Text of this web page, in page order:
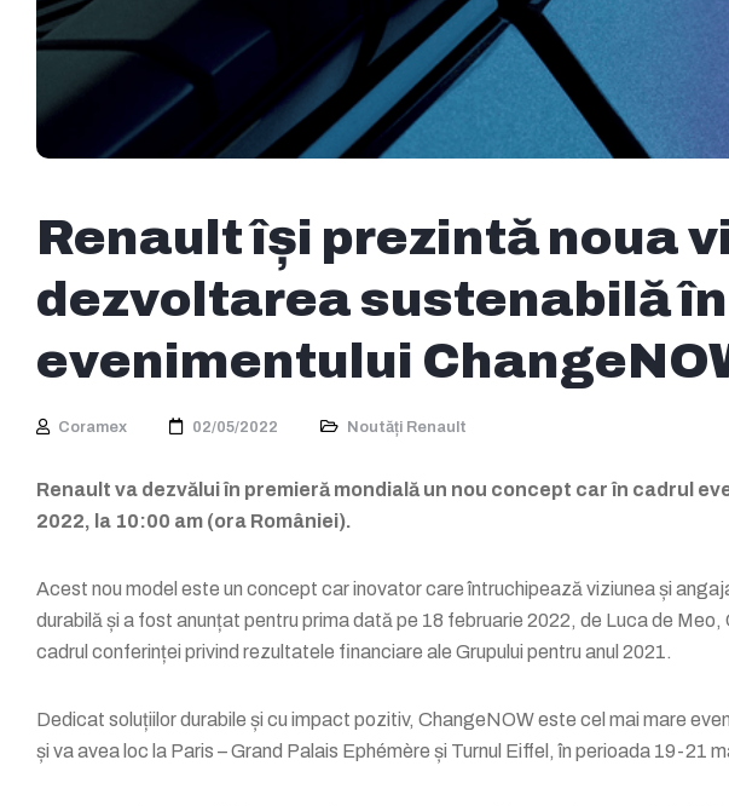
Renault își prezintă noua
dezvoltarea sustenabilă
evenimentului
Coramex 02/05/2022 Noutăți Renault
Renault va dezvălui în premieră mondială un nou concept car în cadrul
2022, la 10:00 am (ora României).
Acest nou model este un concept car inovator care întruchipează viziunea și
durabilă și a fost anunțat pentru prima dată pe 18 februarie 2022, de Luca de Meo,
cadrul conferinței privind rezultatele financiare ale Grupului pentru anul 2021.
Dedicat soluțiilor durabile și cu impact pozitiv, ChangeNOW este cel mai mare
și va avea loc la Paris – Grand Palais Ephémère și Turnul Eiffel, în perioada 19-21